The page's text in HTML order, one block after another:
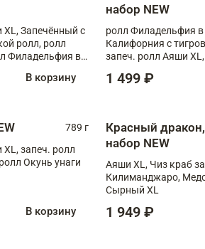
Запечённый с
ролл, ролл
Филадельфия в
ролл
В корзину
набор NEW
ролл Филадельфия в
Калифорния с
запеч. ролл Аяши
1 499 ₽
789 г
запеч. ролл
Окунь унаги
В корзину
Красный
набор NEW
Аяши XL, Чиз краб
Килиманджаро,
Сырный XL
1 949 ₽